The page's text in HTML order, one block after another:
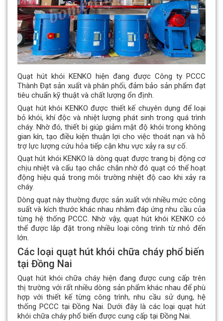
Quạt hút khói KENKO hiện đang được Công ty PCCC
Thành Đạt sản xuất và phân phối, đảm bảo sản phẩm đạt
tiêu chuẩn kỹ thuật và chất lượng ổn định.
Quạt hút khói KENKO được thiết kế chuyên dụng để loại
bỏ khói, khí độc và nhiệt lượng phát sinh trong quá trình
cháy. Nhờ đó, thiết bị giúp giảm mật độ khói trong không
gian kín, tạo điều kiện thuận lợi cho việc thoát nạn và hỗ
trợ lực lượng cứu hỏa tiếp cận khu vực xảy ra sự cố.
Quạt hút khói KENKO là dòng quạt được trang bị động cơ
chịu nhiệt và cấu tạo chắc chắn nhờ đó quạt có thể hoạt
động hiệu quả trong môi trường nhiệt độ cao khi xảy ra
cháy.
Dòng quạt này thường được sản xuất với nhiều mức công
suất và kích thước khác nhau nhằm đáp ứng nhu cầu của
từng hệ thống PCCC. Nhờ vậy, quạt hút khói KENKO có
thể được lắp đặt trong nhiều loại công trình từ nhỏ đến
lớn.
Các loại quạt hút khói chữa cháy phổ biến
tại Đồng Nai
Quạt hút khói chữa cháy hiện đang được cung cấp trên
thị trường với rất nhiều dòng sản phẩm khác nhau để phù
hợp với thiết kế từng công trình, nhu cầu sử dụng, hệ
thống PCCC tại Đồng Nai. Dưới đây là các loại quạt hút
khói chữa cháy phổ biến được cung cấp tại Đồng Nai.